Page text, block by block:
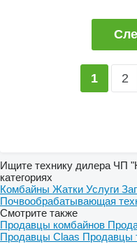
1 2
Ищите технику дилера ЧП
категориях
Комбайны Жатки Услуги
Почвообрабатывающая
Смотрите также
Продавцы комбайнов
Продавцы Claas Продавцы